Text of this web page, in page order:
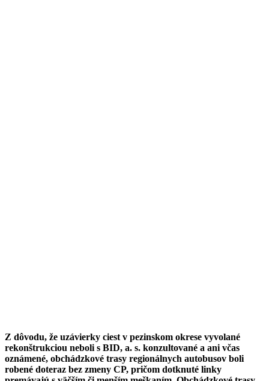
Z dôvodu, že uzávierky ciest v pezinskom okrese vyvolané
rekonštrukciou neboli s BID, a. s. konzultované a ani včas
oznámené, obchádzkové trasy regionálnych autobusov boli
robené doteraz bez zmeny CP, pričom dotknuté linky